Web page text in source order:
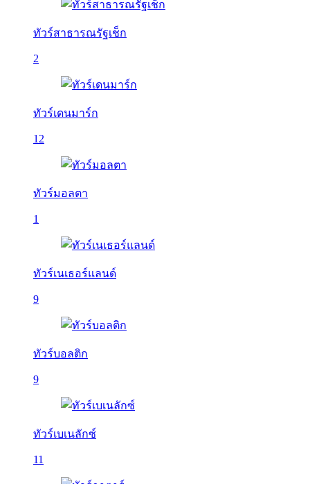
ทัวร์สาธารณรัฐเช็ก
2
ทัวร์เดนมาร์ก
12
ทัวร์มอลตา
1
ทัวร์เนเธอร์แลนด์
9
ทัวร์บอลติก
9
ทัวร์เบเนลักซ์
11